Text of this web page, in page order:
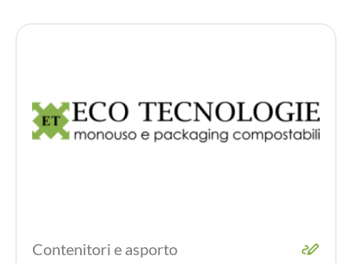
Contenitori e asporto